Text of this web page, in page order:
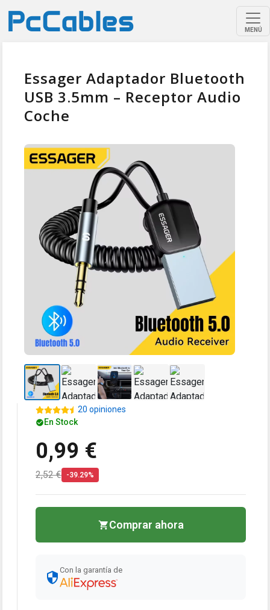
MENÚ
Essager Adaptador Bluetooth
USB 3.5mm – Receptor Audio
Coche
20 opiniones
En Stock
0,99 €
2,52 € -39.29%
Comprar ahora
Con la garantía de